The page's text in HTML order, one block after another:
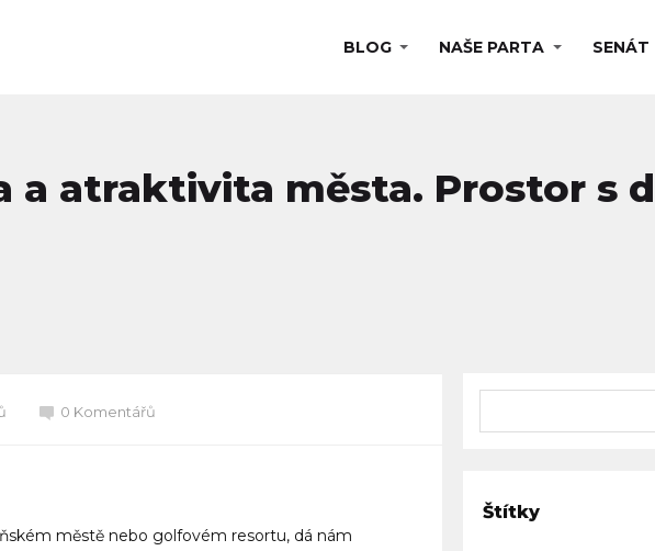
BLOG NAŠE PARTA SENÁT
a atraktivita města. Prostor s
0 Komentářů
městě nebo golfovém resortu, dá nám
Štítky